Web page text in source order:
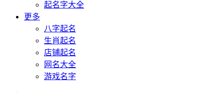
起名字大全
更多
八字起名
生肖起名
店铺起名
网名大全
游戏名字